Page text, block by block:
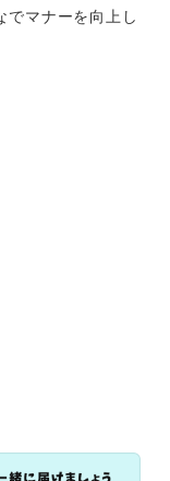
でマナーを向上し